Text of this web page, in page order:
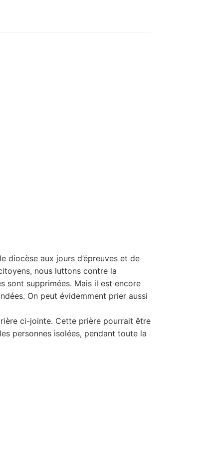
diocèse aux jours d’épreuves et de
nous luttons contre la
sont supprimées. Mais il est encore
On peut évidemment prier aussi
ci-jointe. Cette prière pourrait être
personnes isolées, pendant toute la